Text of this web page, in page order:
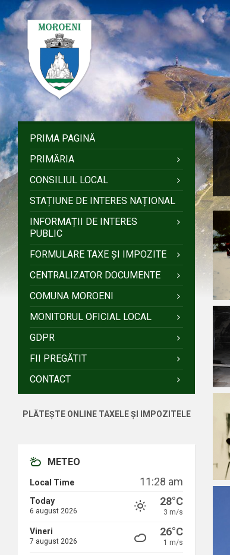
la
conținut
la
bara
laterală
stângă
la
bara
laterală
dreaptă
la
subsol
PRIMA PAGINĂ
PRIMĂRIA
CONSILIUL LOCAL
STAȚIUNE DE INTERES NAȚIONAL
INFORMAȚII DE INTERES
PUBLIC
FORMULARE TAXE ȘI IMPOZITE
CENTRALIZATOR DOCUMENTE
COMUNA MOROENI
MONITORUL OFICIAL LOCAL
GDPR
FII PREGĂTIT
CONTACT
PLĂTEȘTE ONLINE TAXELE ȘI IMPOZITELE
METEO
Local Time 11:28 am
Today
6 august 2026
28°C
3 m/s
Vineri
7 august 2026
26°C
1 m/s